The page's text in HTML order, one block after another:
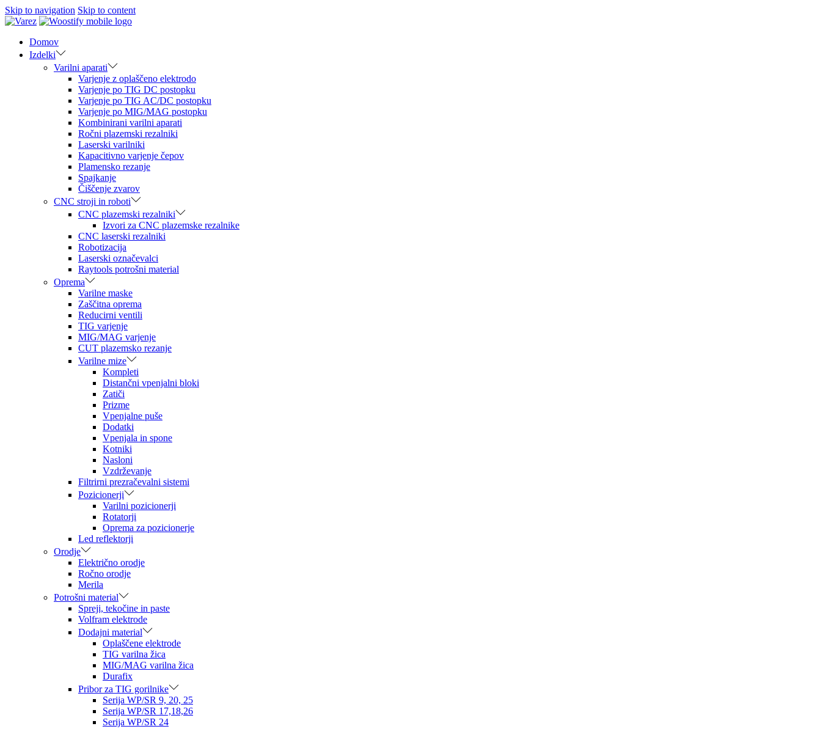
Skip to navigation Skip to content
Domov
Izdelki
Varilni aparati
Varjenje z oplaščeno elektrodo
Varjenje po TIG DC postopku
Varjenje po TIG AC/DC postopku
Varjenje po MIG/MAG postopku
Kombinirani varilni aparati
Ročni plazemski rezalniki
Laserski varilniki
Kapacitivno varjenje čepov
Plamensko rezanje
Spajkanje
Čiščenje zvarov
CNC stroji in roboti
CNC plazemski rezalniki
Izvori za CNC plazemske rezalnike
CNC laserski rezalniki
Robotizacija
Laserski označevalci
Raytools potrošni material
Oprema
Varilne maske
Zaščitna oprema
Reducirni ventili
TIG varjenje
MIG/MAG varjenje
CUT plazemsko rezanje
Varilne mize
Kompleti
Distančni vpenjalni bloki
Zatiči
Prizme
Vpenjalne puše
Dodatki
Vpenjala in spone
Kotniki
Nasloni
Vzdrževanje
Filtrirni prezračevalni sistemi
Pozicionerji
Varilni pozicionerji
Rotatorji
Oprema za pozicionerje
Led reflektorji
Orodje
Električno orodje
Ročno orodje
Merila
Potrošni material
Spreji, tekočine in paste
Volfram elektrode
Dodajni material
Oplaščene elektrode
TIG varilna žica
MIG/MAG varilna žica
Durafix
Pribor za TIG gorilnike
Serija WP/SR 9, 20, 25
Serija WP/SR 17,18,26
Serija WP/SR 24